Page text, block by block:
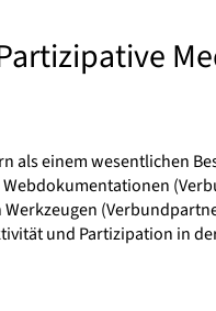
als einem wesentlichen
und Partizipation in